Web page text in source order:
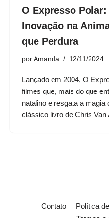
O Expresso
Inovação na
que Perdura
por Amanda 12/11/2024
Lançado em 2004, O
filmes que, mais do que
natalino e resgata a magia
clássico livro de Chris
Contato Política